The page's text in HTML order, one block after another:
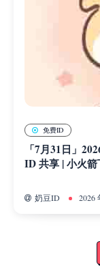
免费ID
「7月31日」
ID 共享 | 小火
奶豆ID 2026